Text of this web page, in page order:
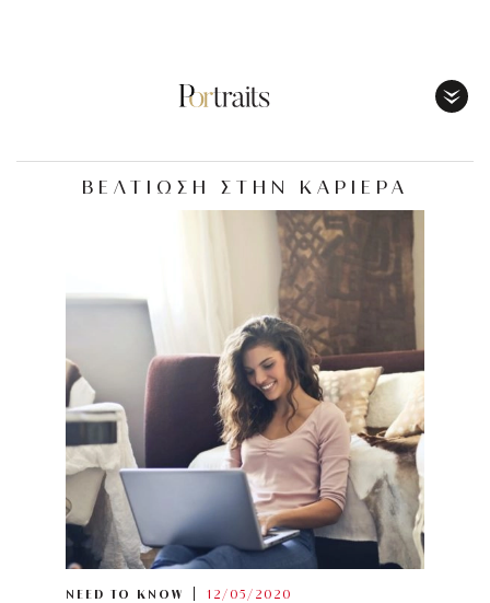
ΒΕΛΤΙΩΣΗ ΣΤΗΝ ΚΑΡΙΕΡΑ
NEED TO KNOW 12/05/2020